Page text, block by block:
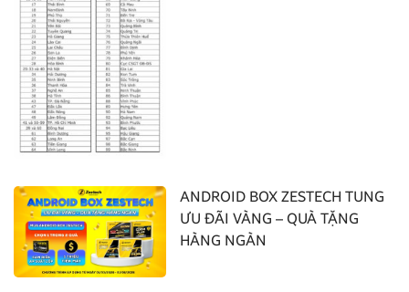
ANDROID BOX ZESTECH TUNG
ƯU ĐÃI VÀNG – QUÀ TẶNG
HÀNG NGÀN